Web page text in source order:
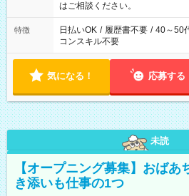
はご相談ください。
特徴 日払いOK / 履歴書不要 / 40～50
コンスキル不要
気になる！ 応募する
未読
【オープニング募集】おばあ
き添いも仕事の1つ